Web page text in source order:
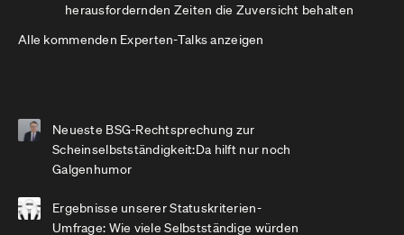
herausfordernden Zeiten die Zuversicht behalten
Alle kommenden Experten-Talks anzeigen
Neueste BSG-Rechtsprechung zur
Scheinselbstständigkeit:Da hilft nur noch
Galgenhumor
Ergebnisse unserer Statuskriterien-
Umfrage: Wie viele Selbstständige würden